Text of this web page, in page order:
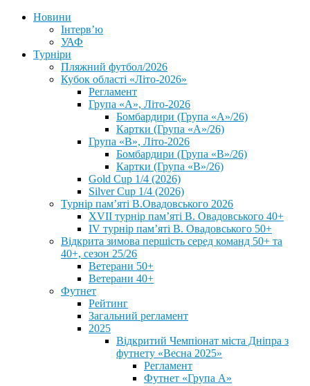
Новини
Інтерв’ю
УАФ
Турніри
Пляжний футбол/2026
Кубок області «Літо-2026»
Регламент
Група «А», Літо-2026
Бомбардири (Група «А»/26)
Картки (Група «А»/26)
Група «В», Літо-2026
Бомбардири (Група «В»/26)
Картки (Група «В»/26)
Gold Cup 1/4 (2026)
Silver Cup 1/4 (2026)
Турнір пам’яті В.Овадовського 2026
XVII турнір пам’яті В. Овадовського 40+
IV турнір пам’яті В. Овадовського 50+
Відкрита зимова першість серед команд 50+ та
40+, сезон 25/26
Ветерани 50+
Ветерани 40+
Футнет
Рейтинг
Загальний регламент
2025
Відкритий Чемпіонат міста Дніпра з
футнету «Весна 2025»
Регламент
Футнет «Група А»